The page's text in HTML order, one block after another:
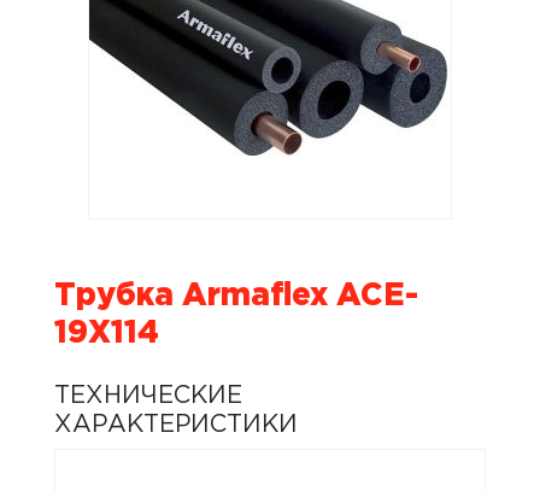
Трубка Armaflex ACE-
19X114
ТЕХНИЧЕСКИЕ
ХАРАКТЕРИСТИКИ